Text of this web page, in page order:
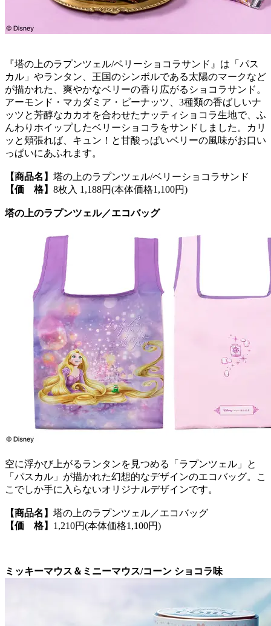
『塔の上のラプンツェル/ベリーショコラサンド』は「パス
カル」やランタン、王国のシンボルである太陽のマークなど
が描かれた、爽やかなベリーの香り広がるショコラサンド。
アーモンド・マカダミア・ピーナッツ、3種類の香ばしいナ
ッツと芳醇なカカオを合わせたナッティショコラ生地で、ふ
んわりホイップしたベリーショコラをサンドしました。カリ
ッと頬張れば、キュン！と甘酸っぱいベリーの風味がお口い
っぱいにあふれます。
【商品名】 塔の上のラプンツェル/ベリーショコラサンド
【価 格】 8枚入 1,188円(本体価格1,100円)
塔の上のラプンツェル／エコバッグ
空に浮かび上がるランタンを見つめる「ラプンツェル」と
「パスカル」が描かれた幻想的なデザインのエコバッグ。こ
こでしか手に入らないオリジナルデザインです。
【商品名】 塔の上のラプンツェル／エコバッグ
【価 格】 1,210円(本体価格1,100円)
ミッキーマウス＆ミニーマウス/コーン ショコラ味